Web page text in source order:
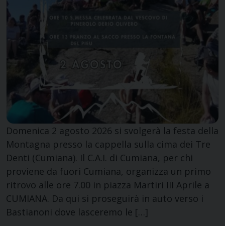
Domenica 2 agosto 2026 si svolgerà la festa della
Montagna presso la cappella sulla cima dei Tre
Denti (Cumiana). Il C.A.I. di Cumiana, per chi
proviene da fuori Cumiana, organizza un primo
ritrovo alle ore 7.00 in piazza Martiri III Aprile a
CUMIANA. Da qui si proseguirà in auto verso i
Bastianoni dove lasceremo le […]